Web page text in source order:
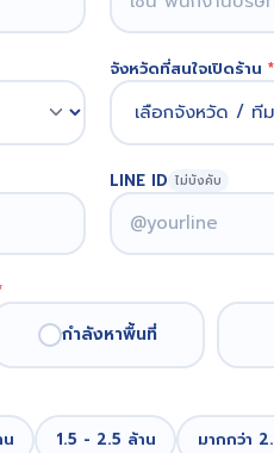
จังหวัดที่สนใจเปิดร้าน *
LINE ID ไม่บังคับ
กำลังหาพื้นที่
น 1.5 - 2.5 ล้าน มากกว่า